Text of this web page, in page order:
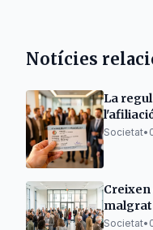
Notícies
La
Societat•
Creixen
malgrat
Societat•